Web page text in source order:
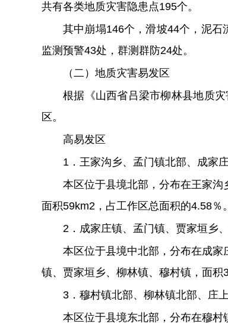
共有各类地质灾害隐患点195个。
其中崩塌146个，滑坡44个，泥石
监测预警43处，群测群防24处。
（二）地质灾害易发区
根据《山西省吕梁市柳林县地质灾
区。
高易发区
1 ．王家沟乡、孟门镇北部、成家
本区位于县境北部，分布在王家沟
面积59km2 ， 占工作区总面积的4.58％。
2 ．成家庄镇、孟门镇、贾家垣乡
本区位于县境中北部，分布在成
镇、贾家垣乡、柳林镇、穆村镇，面积
3 ．穆村镇北部、柳林镇北部、庄
本区位于县境东北部，分布在穆